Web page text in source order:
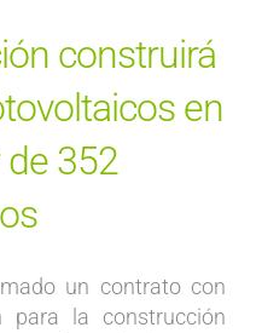
construirá
en
de 352
un contrato con
para la construcción